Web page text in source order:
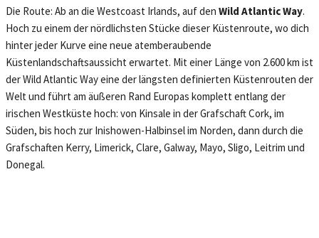
Die Route: Ab an die Westcoast Irlands, auf den Wild Atlantic Way.
Hoch zu einem der nördlichsten Stücke dieser Küstenroute, wo dich
hinter jeder Kurve eine neue atemberaubende
Küstenlandschaftsaussicht erwartet. Mit einer Länge von 2.600 km ist
der Wild Atlantic Way eine der längsten definierten Küstenrouten der
Welt und führt am äußeren Rand Europas komplett entlang der
irischen Westküste hoch: von Kinsale in der Grafschaft Cork, im
Süden, bis hoch zur Inishowen-Halbinsel im Norden, dann durch die
Grafschaften Kerry, Limerick, Clare, Galway, Mayo, Sligo, Leitrim und
Donegal.